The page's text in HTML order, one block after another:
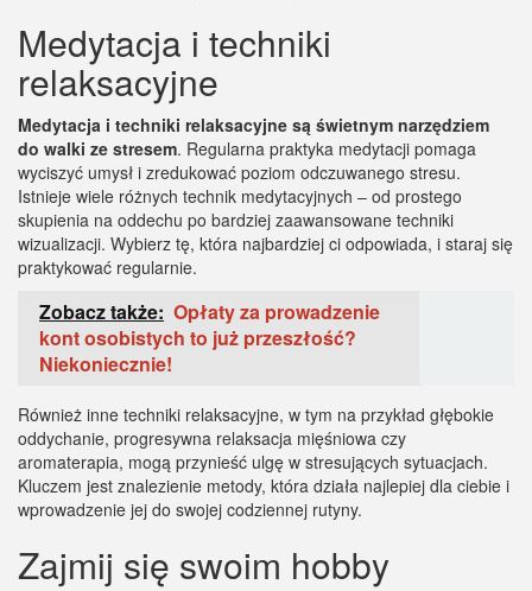
Medytacja i techniki
relaksacyjne
Medytacja i techniki relaksacyjne są świetnym narzędziem
do walki ze stresem. Regularna praktyka medytacji pomaga
wyciszyć umysł i zredukować poziom odczuwanego stresu.
Istnieje wiele różnych technik medytacyjnych – od prostego
skupienia na oddechu po bardziej zaawansowane techniki
wizualizacji. Wybierz tę, która najbardziej ci odpowiada, i staraj się
praktykować regularnie.
Zobacz także: Opłaty za prowadzenie
kont osobistych to już przeszłość?
Niekoniecznie!
Również inne techniki relaksacyjne, w tym na przykład głębokie
oddychanie, progresywna relaksacja mięśniowa czy
aromaterapia, mogą przynieść ulgę w stresujących sytuacjach.
Kluczem jest znalezienie metody, która działa najlepiej dla ciebie i
wprowadzenie jej do swojej codziennej rutyny.
Zajmij się swoim hobby